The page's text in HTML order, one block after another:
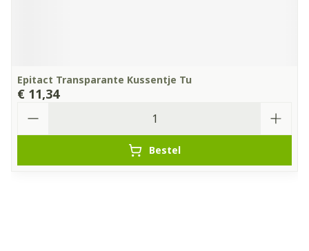
Epitact Transparante Kussentje Tu
€ 11,34
Bestel